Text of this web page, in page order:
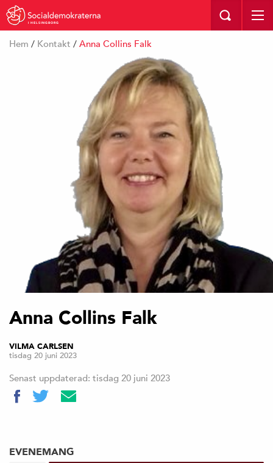
I HELSINGBORG
Hem / Kontakt / Anna Collins Falk
Anna Collins Falk
VILMA CARLSEN
tisdag 20 juni 2023
Senast uppdaterad: tisdag 20 juni 2023
EVENEMANG